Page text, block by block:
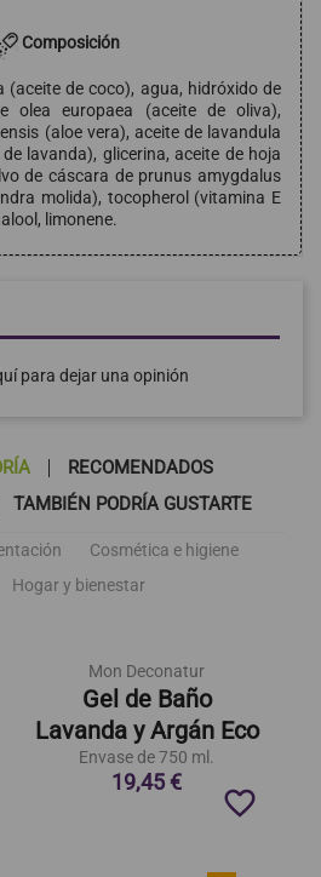
Composición
(aceite de coco), agua, hidróxido de
olea europaea (aceite de oliva),
(aloe vera), aceite de lavandula
lavanda), glicerina, aceite de hoja
de cáscara de prunus amygdalus
molida), tocopherol (vitamina E
limonene.
para dejar una opinión
RECOMENDADOS
TAMBIÉN PODRÍA GUSTARTE
Cosmética e higiene
Hogar y bienestar
Mon Deconatur
Gel de Baño
Lavanda y Argán Eco
Envase de 750 ml.
19,45 €
favorite_border